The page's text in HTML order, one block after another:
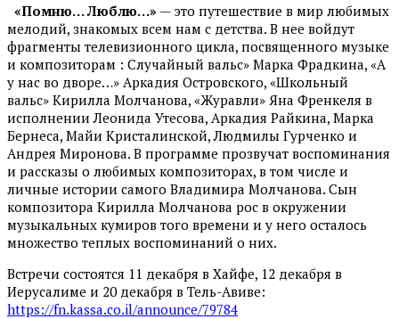
«Помню… Люблю…» — это путешествие в мир любимых
мелодий, знакомых всем нам с детства. В нее войдут
фрагменты телевизионного цикла, посвященного музыке
и композиторам : Случайный вальс» Марка Фрадкина, «А
у нас во дворе…» Аркадия Островского, «Школьный
вальс» Кирилла Молчанова, «Журавли» Яна Френкеля в
исполнении Леонида Утесова, Аркадия Райкина, Марка
Бернеса, Майи Кристалинской, Людмилы Гурченко и
Андрея Миронова. В программе прозвучат воспоминания
и рассказы о любимых композиторах, в том числе и
личные истории самого Владимира Молчанова. Сын
композитора Кирилла Молчанова рос в окружении
музыкальных кумиров того времени и у него осталось
множество теплых воспоминаний о них.
Встречи состоятся 11 декабря в Хайфе, 12 декабря в
Иерусалиме и 20 декабря в Тель-Авиве:
https://fn.kassa.co.il/announce/79784